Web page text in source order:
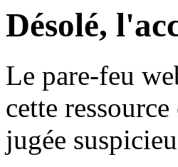
Désolé,
Le pare-feu
cette
jugée